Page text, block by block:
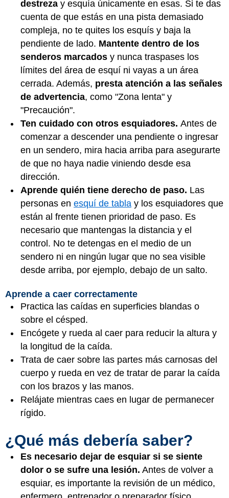
destreza y esquía únicamente en esas. Si te das
cuenta de que estás en una pista demasiado
compleja, no te quites los esquís y baja la
pendiente de lado. Mantente dentro de los
senderos marcados y nunca traspases los
límites del área de esquí ni vayas a un área
cerrada. Además, presta atención a las señales
de advertencia, como "Zona lenta" y
"Precaución".
Ten cuidado con otros esquiadores. Antes de
comenzar a descender una pendiente o ingresar
en un sendero, mira hacia arriba para asegurarte
de que no haya nadie viniendo desde esa
dirección.
Aprende quién tiene derecho de paso. Las
personas en esquí de tabla y los esquiadores que
están al frente tienen prioridad de paso. Es
necesario que mantengas la distancia y el
control. No te detengas en el medio de un
sendero ni en ningún lugar que no sea visible
desde arriba, por ejemplo, debajo de un salto.
Aprende a caer correctamente
Practica las caídas en superficies blandas o
sobre el césped.
Encógete y rueda al caer para reducir la altura y
la longitud de la caída.
Trata de caer sobre las partes más carnosas del
cuerpo y rueda en vez de tratar de parar la caída
con los brazos y las manos.
Relájate mientras caes en lugar de permanecer
rígido.
¿Qué más debería saber?
Es necesario dejar de esquiar si se siente
dolor o se sufre una lesión. Antes de volver a
esquiar, es importante la revisión de un médico,